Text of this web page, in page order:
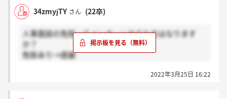
34zmyjTY さん (22卒)
人事面談の免除ってインターン出てた方はなります
か？
免除あり→感謝
2022年3月25日 16:22